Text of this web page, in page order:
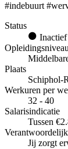
#indebuurt
Status
Inactief
Plaats
Schiphol-
Werkuren per
32 - 40
Salarisindicatie
Tussen
Jij zorgt